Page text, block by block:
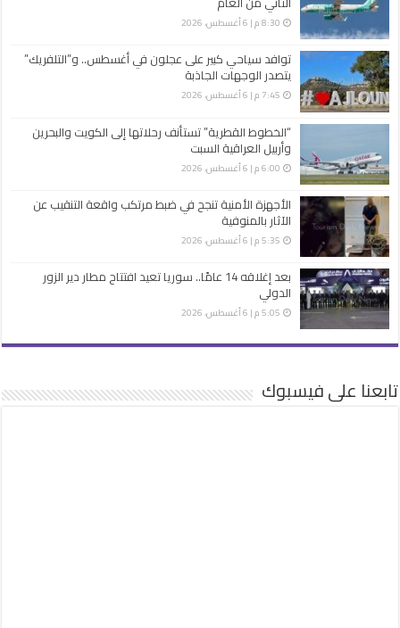
8:30 م | 6 أغسطس، 2026
توافد سياحي كبير على عجلون في أغسطس.. و”التلفريك”
يتصدر الوجهات الجاذبة
7:45 م | 6 أغسطس، 2026
“الخطوط القطرية” تستأنف رحلاتها إلى الكويت والبحرين
وأربيل العراقية السبت
6:00 م | 6 أغسطس، 2026
الأجهزة الأمنية تنجح في ضبط مرتكب واقعة التنقيب عن
الآثار بالمنوفية
5:35 م | 6 أغسطس، 2026
بعد إغلاقه 14 عامًا.. سوريا تعيد افتتاح مطار دير الزور
الدولي
5:05 م | 6 أغسطس، 2026
تابعنا على فيسبوك